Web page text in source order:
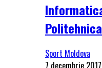
Sport Moldova
7 decembrie 2017